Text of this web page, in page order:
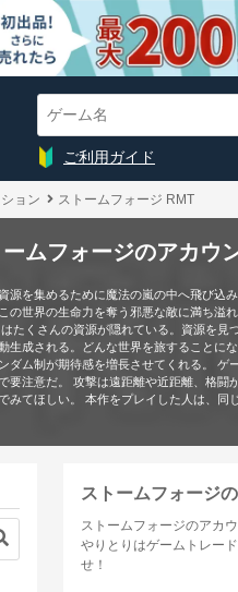
ご利用ガイド
ョン ストームフォージ RMT
ームフォージのアカウ
源を集めるために魔法の嵐の中へ飛び込
の世界の生命力を奪う邪悪な敵に満ち溢
たくさんの資源が隠れている。資源を
生成される。どんな世界を旅することに
ダム制が期待感を増長させてくれる。
要注意だ。 攻撃は遠距離や近距離、格
みてほしい。 本作をプレイした人は、
ストームフォージ
ストームフォージのアカ
やりとりはゲームトレー
せ！